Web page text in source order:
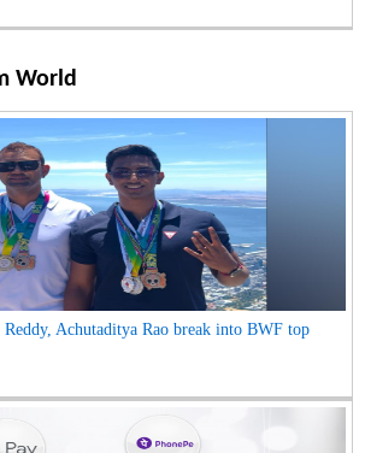
World
Achutaditya Rao break into BWF top